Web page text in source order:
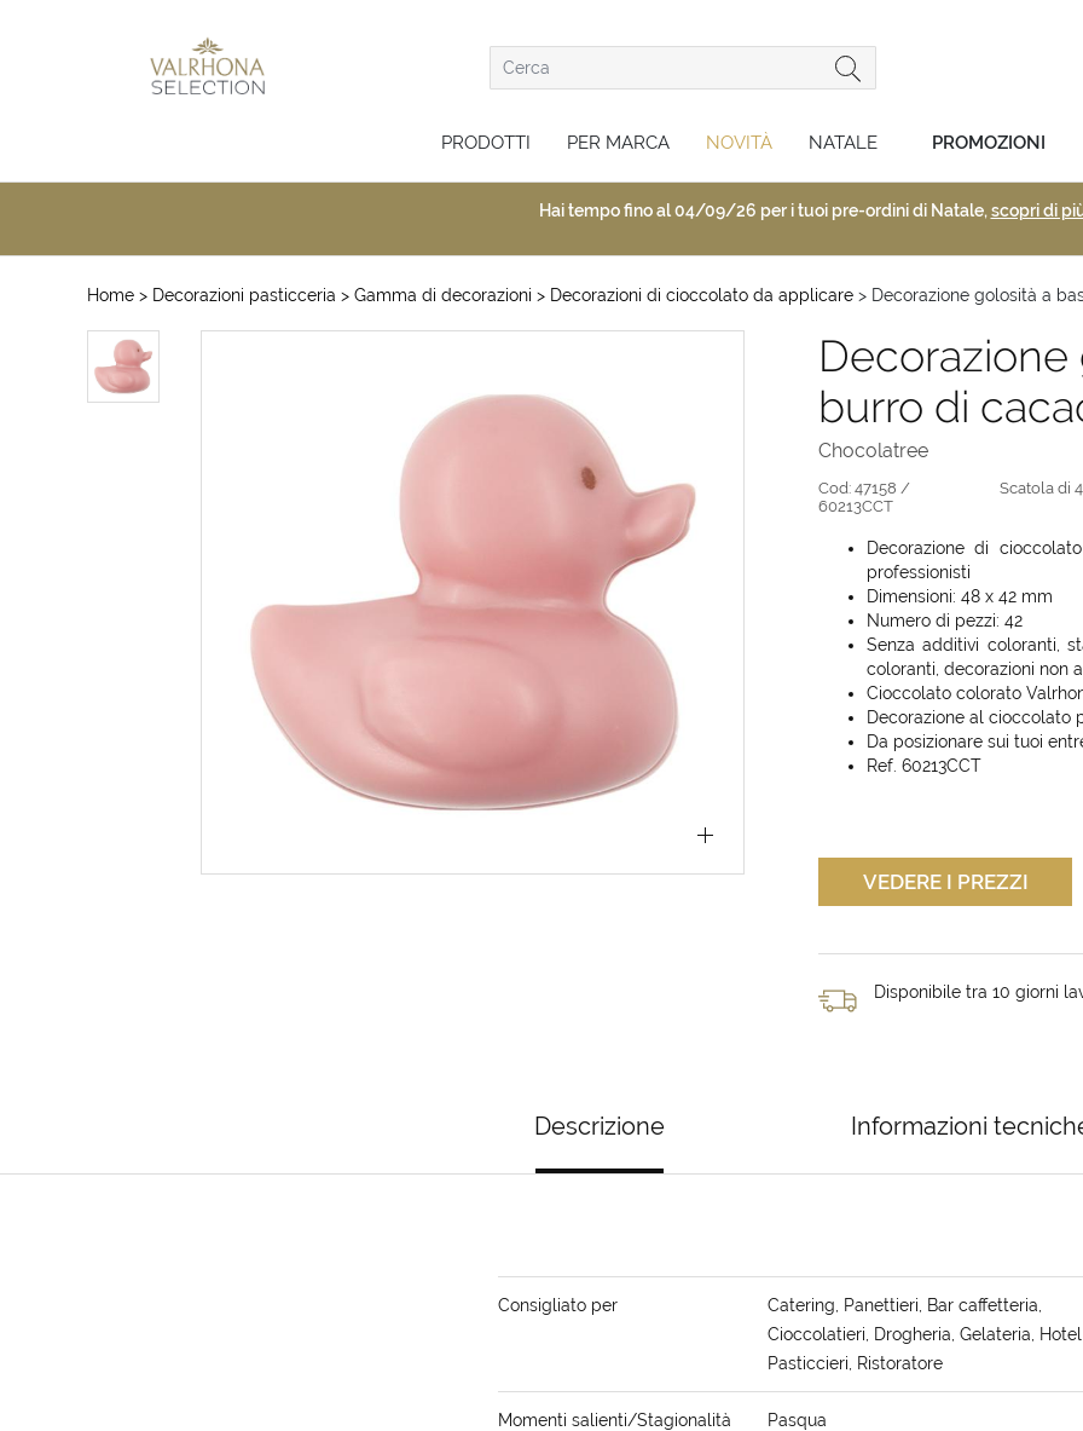
PRODOTTI PER MARCA NOVITÀ NATALE PROMOZIONI
Hai tempo fino al 04/09/26 per i tuoi pre-ordini di Natale, scopri di
Home > Decorazioni pasticceria > Gamma di decorazioni > Decorazioni di cioccolato da applicare > Decorazione golosità a
Decorazione
burro di
Chocolatree
Cod: 47158 /
60213CCT
Scatola di
Decorazione di
professionisti
Dimensioni: 48 x 42 mm
Numero di pezzi: 42
Senza additivi coloranti,
coloranti, decorazioni non
Cioccolato colorato
Decorazione al cioccolato
Da posizionare sui tuoi
Ref. 60213CCT
VEDERE I PREZZI
Disponibile tra 10 giorni
Descrizione Informazioni
Consigliato per
Catering, Panettieri, Bar caffetteria,
Cioccolatieri, Drogheria, Gelateria,
Pasticcieri, Ristoratore
Momenti salienti/Stagionalità Pasqua